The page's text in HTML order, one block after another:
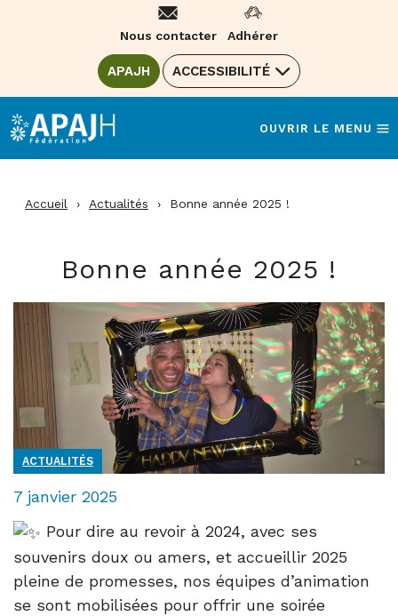
Nous contacter Adhérer
ALLER SUR LE SITE DE LA FÉDÉRATION
APAJH (OUVRE UNE NOUVELLE FENÊTRE)
ACCESSIBILITÉ
OUVRIR LE MENU
Accueil › Actualités › Bonne année 2025 !
Bonne année 2025 !
ACTUALITÉS
7 janvier 2025
Pour dire au revoir à 2024, avec ses
souvenirs doux ou amers, et accueillir 2025
pleine de promesses, nos équipes d’animation
se sont mobilisées pour offrir une soirée